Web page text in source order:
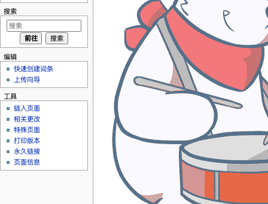
搜索
编辑
快速创建词条
上传向导
工具
链入页面
相关更改
特殊页面
打印版本
永久链接
页面信息